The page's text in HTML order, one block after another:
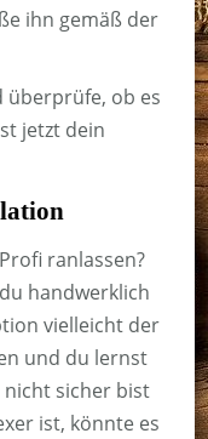
ihn gemäß der
überprüfe, ob es
jetzt dein
ranlassen?
handwerklich
vielleicht der
und du lernst
nicht sicher bist
ist, könnte es